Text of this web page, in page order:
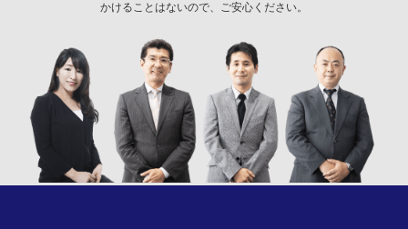
かけることはないので、ご安心ください。